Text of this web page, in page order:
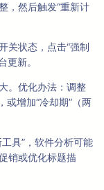
，然后触发“重新计
关状态，点击“强制
更新。
。优化办法：调整
或增加“冷却期”（两
具”，软件分析可能
销或优化标题描